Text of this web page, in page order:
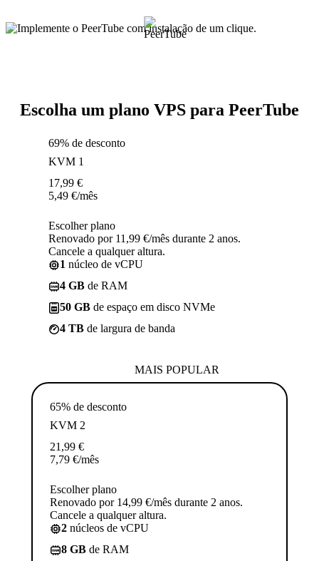
Escolha um plano VPS para PeerTube
69% de desconto
KVM 1
17,99 €
5,49 €/mês
Escolher plano
Renovado por 11,99 €/mês durante 2 anos.
Cancele a qualquer altura.
1 núcleo de vCPU
4 GB de RAM
50 GB de espaço em disco NVMe
4 TB de largura de banda
MAIS POPULAR
65% de desconto
KVM 2
21,99 €
7,79 €/mês
Escolher plano
Renovado por 14,99 €/mês durante 2 anos.
Cancele a qualquer altura.
2 núcleos de vCPU
8 GB de RAM